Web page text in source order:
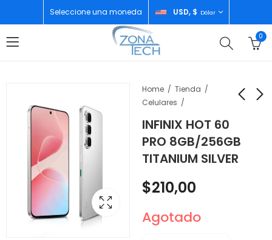
Seleccione una moneda USD, $ Dólar
0
Home
Tienda
Celulares
INFINIX HOT 60
PRO 8GB/256GB
TITANIUM SILVER
INFINIX HOT 60 PRO
8GB/256GB SLEEK
BLACK
$208,00
MAGEFESA SARTEN
WOK ANODIZADO
28CM 15558
$40,00
$210,00
Agotado